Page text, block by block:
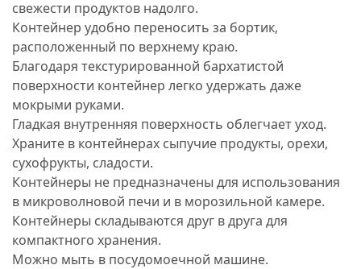
свежести продуктов надолго.
Контейнер удобно переносить за бортик,
расположенный по верхнему краю.
Благодаря текстурированной бархатистой
поверхности контейнер легко удержать даже
мокрыми руками.
Гладкая внутренняя поверхность облегчает уход.
Храните в контейнерах сыпучие продукты, орехи,
сухофрукты, сладости.
Контейнеры не предназначены для использования
в микроволновой печи и в морозильной камере.
Контейнеры складываются друг в друга для
компактного хранения.
Можно мыть в посудомоечной машине.